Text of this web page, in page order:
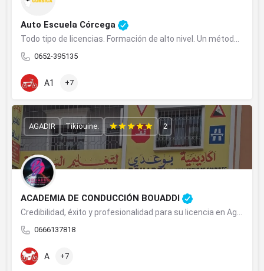
Auto Escuela Córcega
0652-395135
A1 +7
ACADEMIA DE CONDUCCIÓN BOUADDI
0666137818
AGADIR Tikiouine. 2
A +7